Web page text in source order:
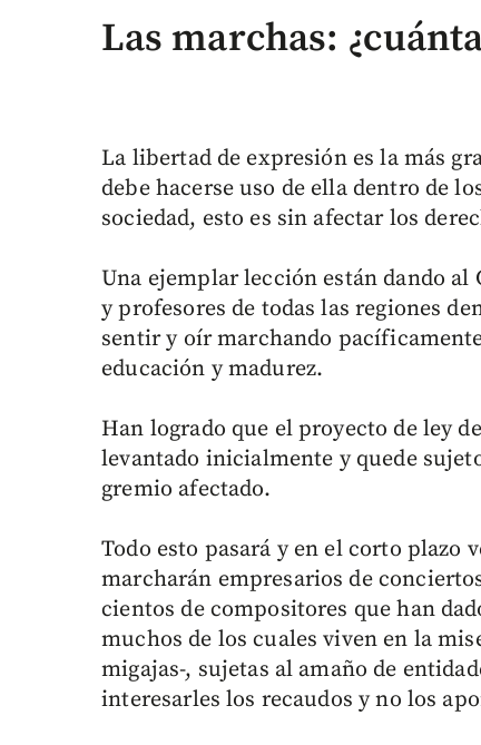
Las marchas:
La libertad de expresión es la más
debe hacerse uso de ella dentro de
sociedad, esto es sin afectar los
Una ejemplar lección están dando
y profesores de todas las regiones
sentir y oír marchando
educación y madurez.
Han logrado que el proyecto de ley
levantado inicialmente y quede
gremio afectado.
Todo esto pasará y en el corto plazo
marcharán empresarios de
cientos de compositores que han
muchos de los cuales viven en la
migajas-, sujetas al amaño de
interesarles los recaudos y no los